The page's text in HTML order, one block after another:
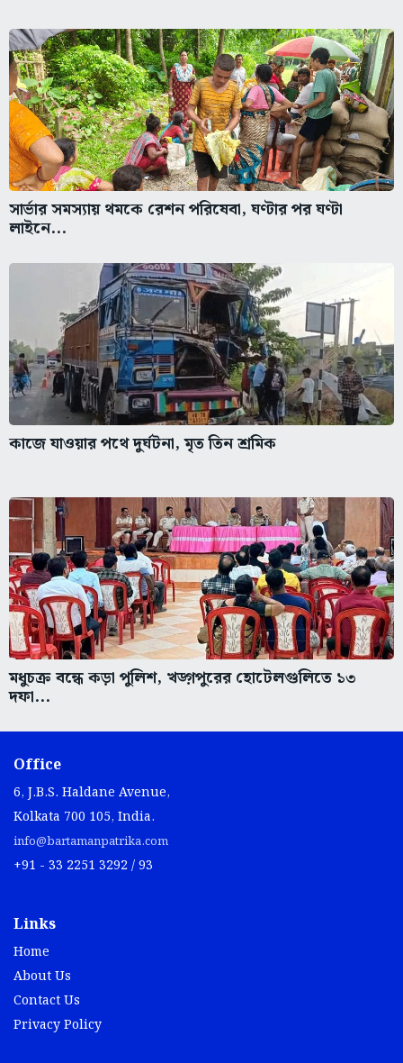
সার্ভার সমস্যায় থমকে রেশন পরিষেবা, ঘণ্টার পর ঘণ্টা
লাইনে...
কাজে যাওয়ার পথে দুর্ঘটনা, মৃত তিন শ্রমিক
মধুচক্র বন্ধে কড়া পুলিশ, খড়্গপুরের হোটেলগুলিতে ১৩
দফা...
Office
6, J.B.S. Haldane Avenue,
Kolkata 700 105, India.
info@bartamanpatrika.com
+91 - 33 2251 3292 / 93
Links
Home
About Us
Contact Us
Privacy Policy